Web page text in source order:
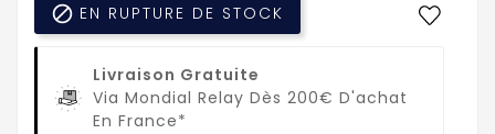
 EN RUPTURE DE STOCK
Livraison Gratuite
Via Mondial Relay Dès 200€ D'achat
En France*